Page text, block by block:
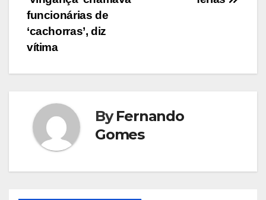
funcionárias de
‘cachorras’, diz
vítima
ByFernando
Gomes